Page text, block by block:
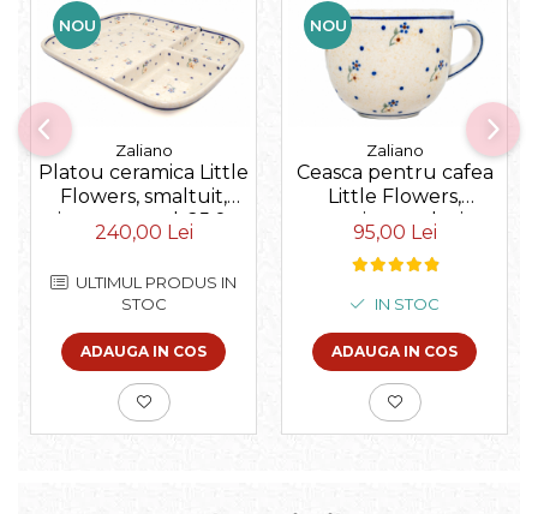
NOU
Zaliano
Platou ceramica Little
Flowers, smaltuit,
pictat manual, 25,0 x
21,0cm
240,00 Lei
ULTIMUL PRODUS IN
STOC
ADAUGA IN COS
NOU
Zaliano
Ceasca pentru cafea
Little Flowers,
ceramica smaltuita,
pictata manual, 350
ml
95,00 Lei
IN STOC
ADAUGA IN COS